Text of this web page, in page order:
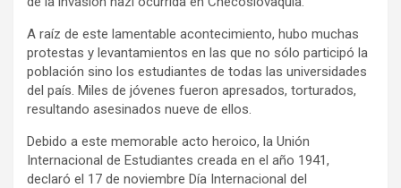
A raíz de este lamentable acontecimiento, hubo muchas
protestas y levantamientos en las que no sólo participó la
población sino los estudiantes de todas las universidades
del país. Miles de jóvenes fueron apresados, torturados,
resultando asesinados nueve de ellos.
Debido a este memorable acto heroico, la Unión
Internacional de Estudiantes creada en el año 1941,
declaró el 17 de noviembre Día Internacional del